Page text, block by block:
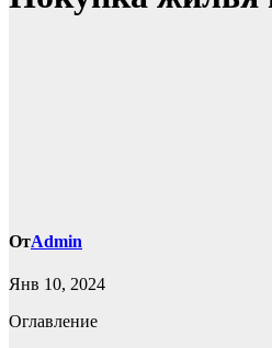
ОтAdmin
Янв 10, 2024
Оглавление